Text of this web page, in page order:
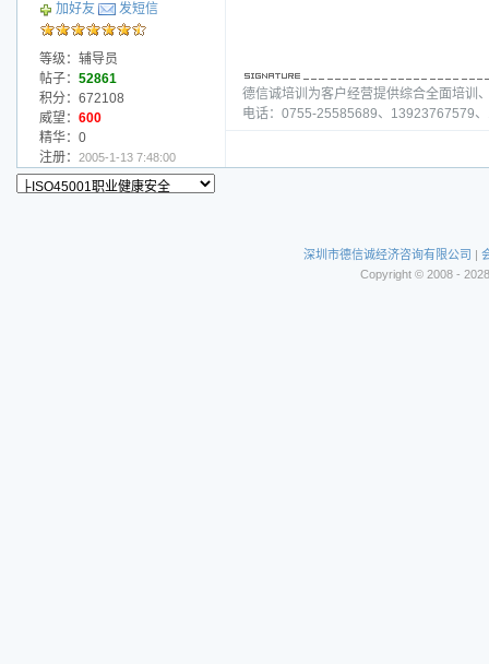
加好友 发短信
等级：辅导员
帖子： 52861
积分：672108
威望： 600
精华：0
注册： 2005-1-13 7:48:00
德信诚培训为客户经营提供综合全面培训
电话：0755-25585689、13923767579
深圳市德信诚经济咨询有限公司 |
Copyright © 2008 -